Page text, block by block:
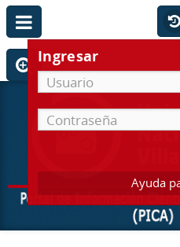
Ingresar
Ayuda